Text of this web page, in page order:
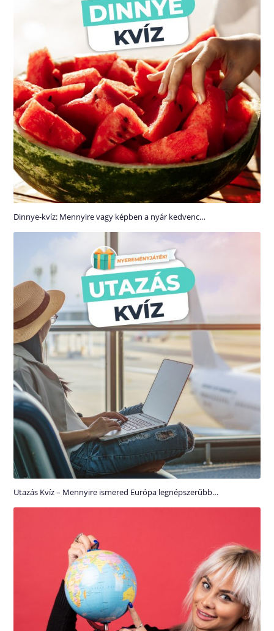
Dinnye-kvíz: Mennyire vagy képben a nyár kedvenc…
Utazás Kvíz – Mennyire ismered Európa legnépszerűbb…